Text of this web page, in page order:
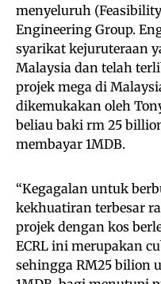
menyeluruh
Engineering Group.
syarikat kejuruteraan
Malaysia dan telah
projek mega di
dikemukakan oleh
beliau baki rm 25
membayar 1MDB.
“Kegagalan untuk
kekhuatiran terbesar
projek dengan kos
ECRL ini merupakan
sehingga RM25 bilion